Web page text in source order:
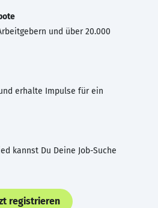
und über 20.000
erhalte Impulse für ein
kannst Du Deine Job-Suche
registrieren